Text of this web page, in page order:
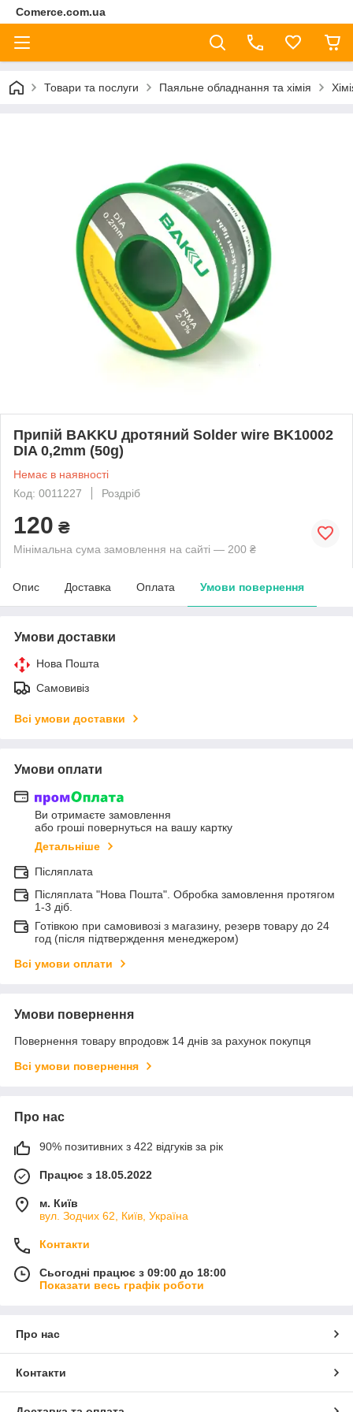
Comerce.com.ua
Товари та послуги Паяльне обладнання та хімія
Припій BAKKU дротяний Solder wire BK10002
DIA 0,2mm (50g)
Немає в наявності
Код: 0011227
Роздріб
120 ₴
Мінімальна сума замовлення на сайті — 200 ₴
Опис Доставка Оплата Умови повернення
Умови доставки
Нова Пошта
Самовивіз
Всі умови доставки
Умови оплати
Ви отримаєте замовлення
або гроші повернуться на вашу картку
Детальніше
Післяплата
Післяплата "Нова Пошта". Обробка замовлення протягом
1-3 діб.
Готівкою при самовивозі з магазину, резерв товару до 24
год (після підтверждення менеджером)
Всі умови оплати
Умови повернення
Повернення товару впродовж 14 днів за рахунок покупця
Всі умови повернення
Про нас
90% позитивних з 422 відгуків за рік
Працює з 18.05.2022
м. Київ
вул. Зодчих 62, Київ, Україна
Контакти
Сьогодні працює з 09:00 до 18:00
Показати весь графік роботи
Про нас
Контакти